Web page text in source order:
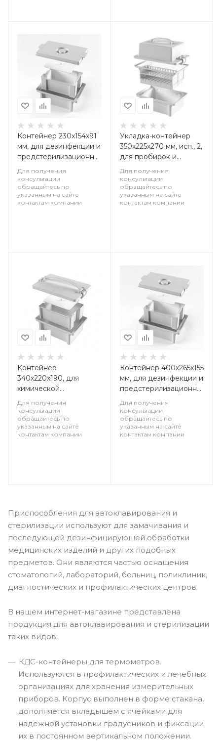
Контейнер 230х154х91
мм, для дезинфекции и
предстерилизационной
обработки (с
карманом),
полипропилен, 1 шт
Для получения
консультации
обращайтесь по
указанным на сайте
контактам компании
Укладка-контейнер
350х225х270 мм, исп., 2,
для пробирок и
малогабаритных мед.,
изделий, 1 шт
Для получения
консультации
обращайтесь по
указанным на сайте
контактам компании
Контейнер
340х220х190, для
химической
дезинфекции и
транспортировки
отработанных
медицинских
Для получения
консультации
обращайтесь по
указанным на сайте
контактам компании
Контейнер 400х265х155
мм, для дезинфекции и
предстерилизационной
обработки (с
карманом),
полипропилен, 1 шт
Для получения
консультации
обращайтесь по
указанным на сайте
контактам компании
Приспособления для автоклавирования и
стерилизации используют для замачивания и
последующей дезинфицирующей обработки
медицинских изделий и других подобных
предметов. Они являются частью оснащения
стоматологий, лабораторий, больниц, поликлиник,
диагностических и профилактических центров.
В нашем интернет-магазине представлена
продукция для автоклавирования и стерилизации
таких видов:
КДС-контейнеры для термометров.
Используются в профилактических и лечебных
организациях для хранения измерительных
приборов. Корпус выполнен в форме стакана,
дополняется вкладышем с ячейками для
надёжной установки градусников и фиксации
их в постоянном вертикальном положении.